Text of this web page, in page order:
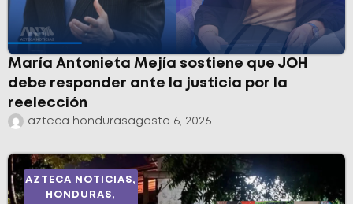
María Antonieta Mejía sostiene que JOH
debe responder ante la justicia por la
reelección
azteca hondurasagosto 6, 2026
AZTECA NOTICIAS,
HONDURAS,